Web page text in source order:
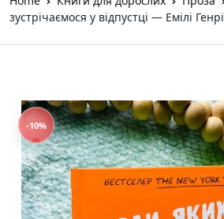
зустрічаємося у відпустці — Емілі Генрі
-10%